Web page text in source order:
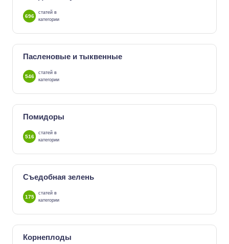
696
статей в
категории
Пасленовые и тыквенные
546
статей в
категории
Помидоры
516
статей в
категории
Съедобная зелень
175
статей в
категории
Корнеплоды